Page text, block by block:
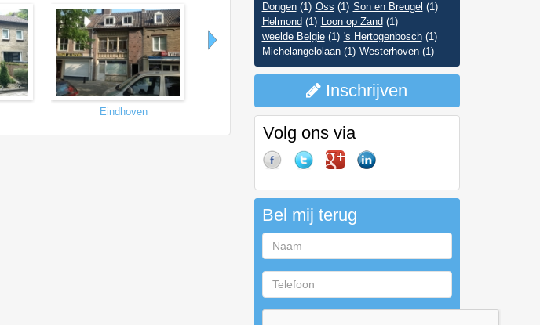
Eindhoven
Dongen (1) Oss (1) Son en Breugel (1)
Helmond (1) Loon op Zand (1)
weelde Belgie (1) 's Hertogenbosch (1)
Michelangelolaan (1) Westerhoven (1)
Inschrijven
Volg ons via
Bel mij terug
Naam
Telefoon